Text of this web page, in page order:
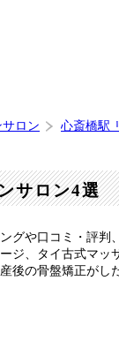
ロン 心斎橋駅
サロン4選
グや口コミ・評
ジ、タイ古式マ
後の骨盤矯正が